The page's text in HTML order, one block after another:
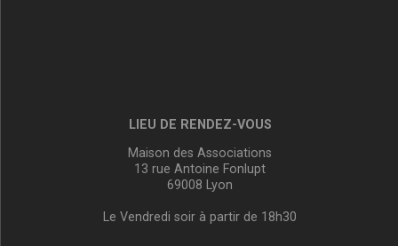
LIEU DE RENDEZ-VOUS
Maison des Associations
13 rue Antoine Fonlupt
69008 Lyon
Le Vendredi soir à partir de 18h30